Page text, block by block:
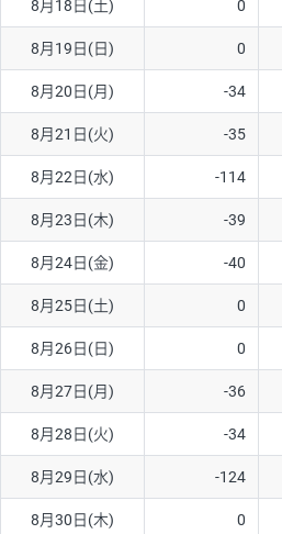
8月18日(土) 0
8月19日(日) 0
8月20日(月) -34
8月21日(火) -35
8月22日(水) -114
8月23日(木) -39
8月24日(金) -40
8月25日(土) 0
8月26日(日) 0
8月27日(月) -36
8月28日(火) -34
8月29日(水) -124
8月30日(木) 0